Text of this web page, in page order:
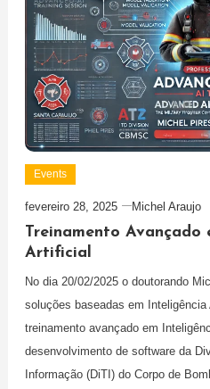
Events
fevereiro 28, 2025 Michel Araujo
Treinamento Avançado
Artificial
No dia 20/02/2025 o doutorando
soluções baseadas em
treinamento avançado em
desenvolvimento de software da
Informação (DiTI) do Corpo de